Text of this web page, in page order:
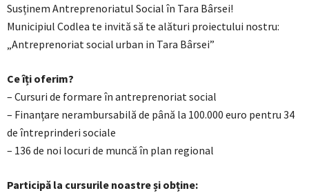
Susținem Antreprenoriatul Social în Tara Bârsei!
Municipiul Codlea te invită să te alături proiectului nostru:
„Antreprenoriat social urban in Tara Bârsei”
Ce îți oferim?
– Cursuri de formare în antreprenoriat social
– Finanțare nerambursabilă de până la 100.000 euro pentru 34
de întreprinderi sociale
– 136 de noi locuri de muncă în plan regional
Participă la cursurile noastre și obține: